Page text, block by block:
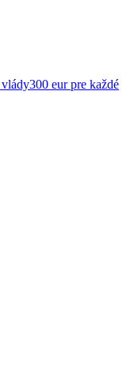
300 eur pre každé